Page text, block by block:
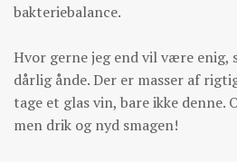
bakteriebalance.
Hvor gerne jeg end vil være enig,
dårlig ånde. Der er masser af
tage et glas vin, bare ikke denne.
men drik og nyd smagen!